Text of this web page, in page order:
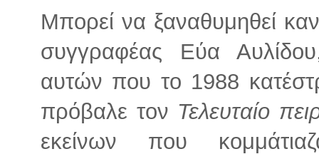
Μπορεί να ξαναθυμηθεί
συγγραφέας Εύα
αυτών που το 1988
πρόβαλε τον Τελευταίο
εκείνων που